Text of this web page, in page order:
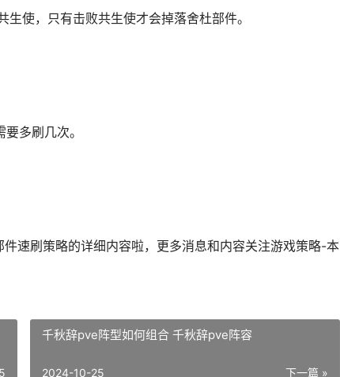
使，只有击败共生使才会掉落舍杜部件。
多刷几次。
速刷策略的详细内容啦，更多消息和内容关注游戏策略-本
千秋辞pve阵型如何组合 千秋辞pve阵容
下一篇 »
2024-10-25